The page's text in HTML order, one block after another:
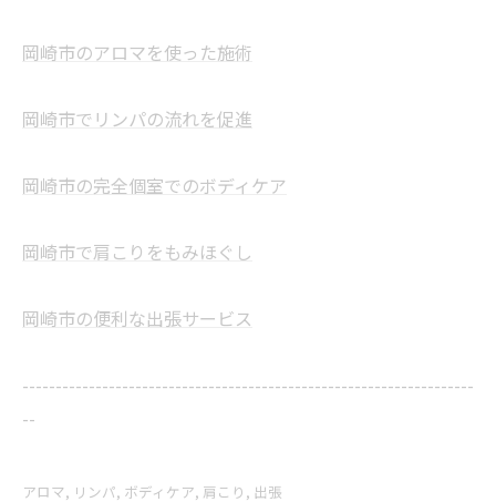
岡崎市のアロマを使った施術
岡崎市でリンパの流れを促進
岡崎市の完全個室でのボディケア
岡崎市で肩こりをもみほぐし
岡崎市の便利な出張サービス
--------------------------------------------------------------------
--
アロマ リンパ ボディケア 肩こり 出張